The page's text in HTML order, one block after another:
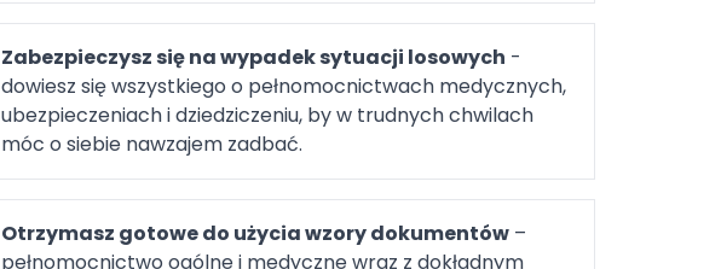
Zabezpieczysz się na wypadek sytuacji losowych -
dowiesz się wszystkiego o pełnomocnictwach medycznych,
ubezpieczeniach i dziedziczeniu, by w trudnych chwilach
móc o siebie nawzajem zadbać.
Otrzymasz gotowe do użycia wzory dokumentów –
pełnomocnictwo ogólne i medyczne wraz z dokładnym